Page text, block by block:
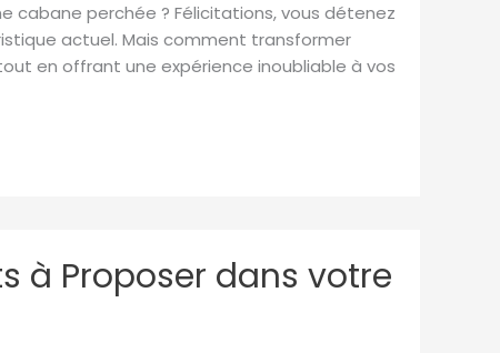
cabane perchée ? Félicitations, vous détenez
actuel. Mais comment transformer
en offrant une expérience inoubliable à vos
à Proposer dans votre